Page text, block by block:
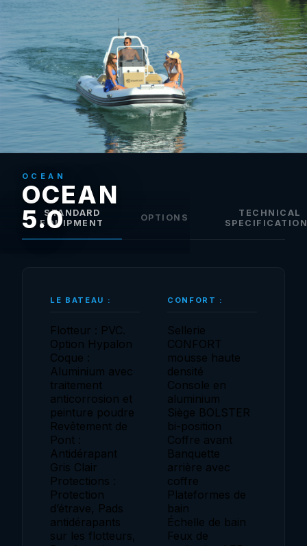
OCEAN
OCEAN
5.0STANDARD
EQUIPMENT
OPTIONS
TECHNICAL
LE BATEAU :
Flotteur : PVC.
Option Hypalon
Coque :
Aluminium avec
traitement
anticorrosion et
peinture poudre
Revêtement de
Pont :
Antidérapant
Gris Clair
Protections :
Protection
d’étrave, Pads
antidérapants
sur les flotteurs,
CONFORT :
Sellerie
CONFORT
mousse haute
densité
Console en
aluminium
Siège BOLSTER
bi-position
Coffre avant
Banquette
arrière avec
coffre
Plateformes de
bain
Échelle de bain
Feux de